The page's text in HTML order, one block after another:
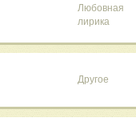
Любовная
лирика
Другое